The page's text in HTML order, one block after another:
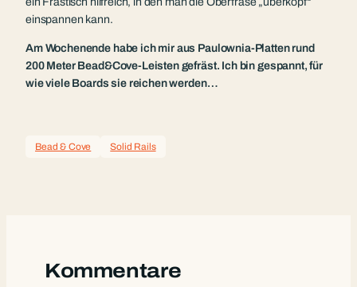
einspannen kann.
Am Wochenende habe ich mir aus Paulownia-Platten rund
200 Meter Bead&Cove-Leisten gefräst. Ich bin gespannt, für
wie viele Boards sie reichen werden…
Bead & Cove Solid Rails
Kommentare